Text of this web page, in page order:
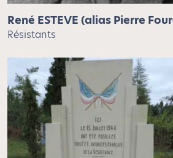
René ESTEVE (alias Pierre
Résistants